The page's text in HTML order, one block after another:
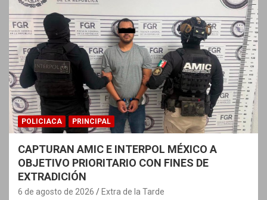
POLICIACA PRINCIPAL
CAPTURAN AMIC E INTERPOL MÉXICO A
OBJETIVO PRIORITARIO CON FINES DE
EXTRADICIÓN
6 de agosto de 2026 Extra de la Tarde